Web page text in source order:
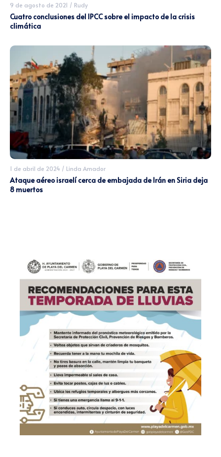
9 de agosto de 2021 / Rudy
Cuatro conclusiones del IPCC sobre el impacto de la crisis
climática
1 de abril de 2024 / Linda Amador
Ataque aéreo israelí cerca de embajada de Irán en Siria deja
8 muertos